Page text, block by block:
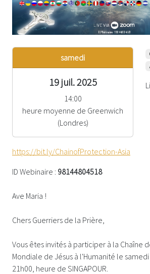
samedi
19 juil. 2025
14:00
heure moyenne de Greenwich
(Londres)
https://bit.ly/ChainofProtection-Asia
ID Webinaire : 98144804518
Ave Maria !
Chers Guerriers de la Prière,
Vous êtes invités à participer à la Chaîne
Mondiale de Jésus à l'Humanité le samedi
21h00, heure de SINGAPOUR.